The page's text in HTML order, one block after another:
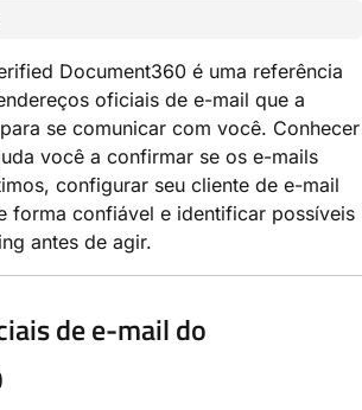
Document360 é uma referência
oficiais de e-mail que a
se comunicar com você. Conhecer
você a confirmar se os e-mails
configurar seu cliente de e-mail
forma confiável e identificar possíveis
antes de agir.
de e-mail do